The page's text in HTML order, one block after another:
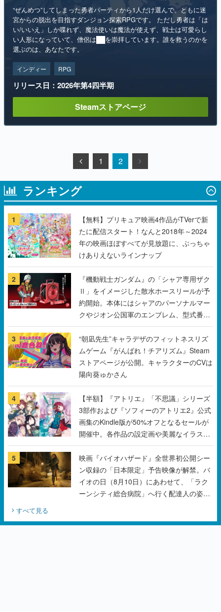
“ぜんめつ”してしまった勇者パーティから1人だけ選んで、ともに迷
宮からの脱出を目指すダンジョン探索RPGです。 ただし勇者は「は
い/いいえ」しか喋れず、魔法使いは魔法が使えず、戦士は可愛らし
い人形になっていて、僧侶は██を崇拝しています。誰を救うのかを
選ぶのは、あなたです。
インディー RPG
リリース日：2026年第4四半期
Steamストアページ
1 2
ランキング
1
【無料】プリキュア映画4作品がTVerで新
たに配信スタート！なんと2018年～2024
年の映画ほぼすべてが見放題に、ぶっちゃ
けありえないラインナップ
2
『機動戦士ガンダム』の「シャア専用ザク
Ⅱ」をイメージした散水ホースリールが予
約開始。本体にはシャアのパーソナルマー
クやジオン公国軍のエンブレム、型式番号
などを配置
3
“朝凪先生”キャラデザのフィットネスリズ
ムゲーム『がんばれ！チアリズム』Steam
ストアページが公開。キャラクターのCVは
陽向葵ゅかさん
4
【半額】『アトリエ』「不思議」シリーズ
3部作および『ソフィーのアトリエ2』公式
画集のKindle版が50%オフとなるセールが
開催中。各作品の設定画や美麗なイラスト
の数々をふんだんに収録
5
映画『バイオハザード』全世界初公開シー
ン収録の「日本限定」予告映像が解禁。バ
イオの日（8月10日）にあわせて、「ラク
ーンシティ総合病院」へ行く配達人の姿が
すべて見る